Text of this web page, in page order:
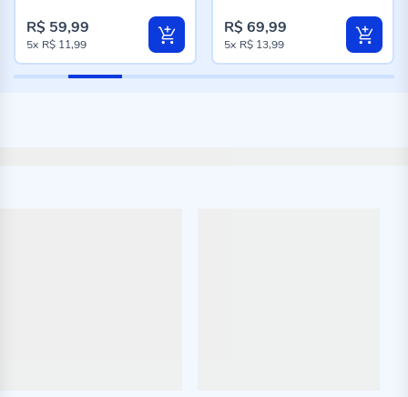
R$ 59,99
5x R$ 11,99
R$ 69,99
5x R$ 13,99